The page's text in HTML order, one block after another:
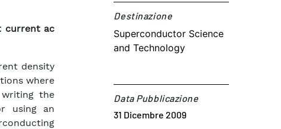
current ac
density
where
the
using an
Destinazione​
Superconductor Science
and Technology
Data Pubblicazione
31 Dicembre 2009